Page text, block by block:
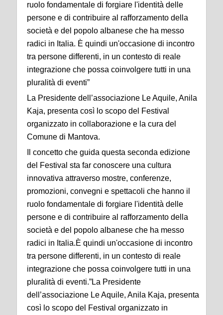
ruolo fondamentale di forgiare l'identità delle
persone e di contribuire al rafforzamento della
società e del popolo albanese che ha messo
radici in Italia. È quindi un'occasione di incontro
tra persone differenti, in un contesto di reale
integrazione che possa coinvolgere tutti in una
pluralità di eventi”
La Presidente dell’associazione Le Aquile, Anila
Kaja, presenta così lo scopo del Festival
organizzato in collaborazione e la cura del
Comune di Mantova.
Il concetto che guida questa seconda edizione
del Festival sta far conoscere una cultura
innovativa attraverso mostre, conferenze,
promozioni, convegni e spettacoli che hanno il
ruolo fondamentale di forgiare l'identità delle
persone e di contribuire al rafforzamento della
società e del popolo albanese che ha messo
radici in Italia.È quindi un'occasione di incontro
tra persone differenti, in un contesto di reale
integrazione che possa coinvolgere tutti in una
pluralità di eventi.”La Presidente
dell’associazione Le Aquile, Anila Kaja, presenta
così lo scopo del Festival organizzato in